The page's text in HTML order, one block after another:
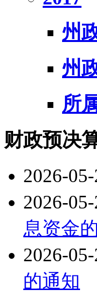
州
州
所
财政预决
2026-
2026-
息资金
2026-
的通知